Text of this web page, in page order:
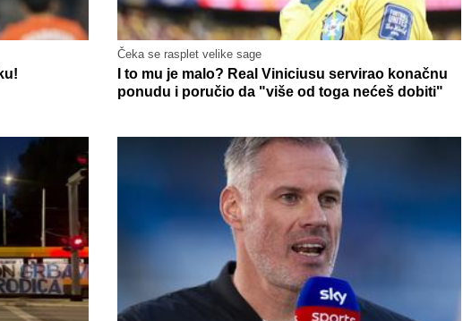
Čeka se rasplet velike sage
I to mu je malo? Real Viniciusu servirao konačnu
ponudu i poručio da "više od toga nećeš dobiti"